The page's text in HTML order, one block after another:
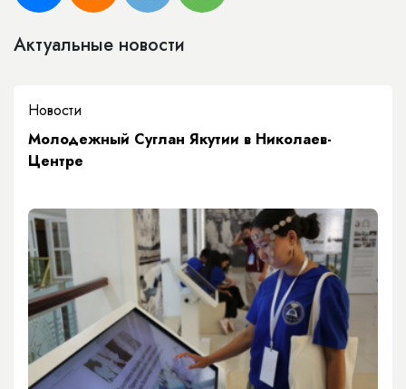
Актуальные новости
Новости
Молодежный Суглан Якутии в Николаев-
Центре